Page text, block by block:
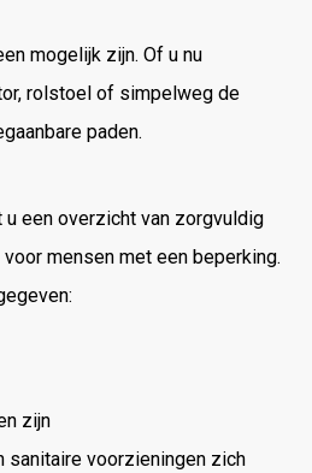
mogelijk zijn. Of u nu
rolstoel of simpelweg de
paden.
u een overzicht van zorgvuldig
mensen met een beperking.
zijn
sanitaire voorzieningen zich